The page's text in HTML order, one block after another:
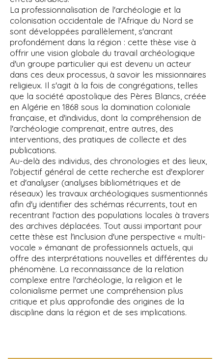
La professionnalisation de l'archéologie et la
colonisation occidentale de l'Afrique du Nord se
sont développées parallèlement, s'ancrant
profondément dans la région : cette thèse vise à
offrir une vision globale du travail archéologique
d'un groupe particulier qui est devenu un acteur
dans ces deux processus, à savoir les missionnaires
religieux. Il s'agit à la fois de congrégations, telles
que la société apostolique des Pères Blancs, créée
en Algérie en 1868 sous la domination coloniale
française, et d'individus, dont la compréhension de
l'archéologie comprenait, entre autres, des
interventions, des pratiques de collecte et des
publications.
Au-delà des individus, des chronologies et des lieux,
l'objectif général de cette recherche est d'explorer
et d'analyser (analyses bibliométriques et de
réseaux) les travaux archéologiques susmentionnés
afin d'y identifier des schémas récurrents, tout en
recentrant l'action des populations locales à travers
des archives déplacées. Tout aussi important pour
cette thèse est l'inclusion d'une perspective « multi-
vocale » émanant de professionnels actuels, qui
offre des interprétations nouvelles et différentes du
phénomène. La reconnaissance de la relation
complexe entre l'archéologie, la religion et le
colonialisme permet une compréhension plus
critique et plus approfondie des origines de la
discipline dans la région et de ses implications.